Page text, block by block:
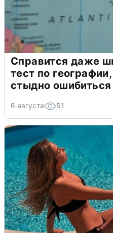
Справится даже
тест по
стыдно ошибиться
6 августа 51